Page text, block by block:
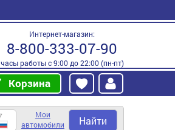
Интернет-магазин:
8-800-333-07-90
часы работы с 9:00 до 22:00 (пн-пт)
Корзина
Мои
автомобили
Найти